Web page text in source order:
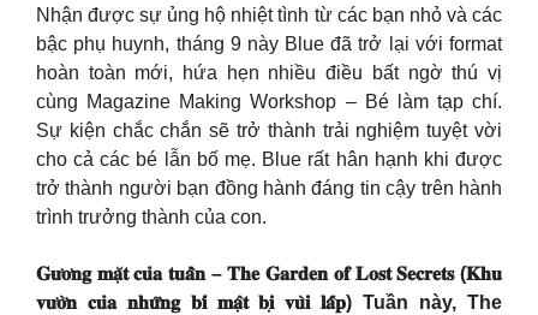
Nhận được sự ủng hộ nhiệt tình từ các bạn nhỏ và các
bậc phụ huynh, tháng 9 này Blue đã trở lại với format
hoàn toàn mới, hứa hẹn nhiều điều bất ngờ thú vị
cùng Magazine Making Workshop – Bé làm tạp chí.
Sự kiện chắc chắn sẽ trở thành trải nghiệm tuyệt vời
cho cả các bé lẫn bố mẹ. Blue rất hân hạnh khi được
trở thành người bạn đồng hành đáng tin cậy trên hành
trình trưởng thành của con.
𝐆𝐮̛𝐨̛𝐧𝐠 𝐦𝐚̣̆𝐭 𝐜𝐮̉𝐚 𝐭𝐮𝐚̂̀𝐧 – 𝐓𝐡𝐞 𝐆𝐚𝐫𝐝𝐞𝐧 𝐨𝐟 𝐋𝐨𝐬𝐭 𝐒𝐞𝐜𝐫𝐞𝐭𝐬 (𝐊𝐡𝐮
𝐯𝐮̛𝐨̛̀𝐧 𝐜𝐮̉𝐚 𝐧𝐡𝐮̛̃𝐧𝐠 𝐛𝐢́ 𝐦𝐚̣̂𝐭 𝐛𝐢̣ 𝐯𝐮̀𝐢 𝐥𝐚̂́𝐩) Tuần này, The